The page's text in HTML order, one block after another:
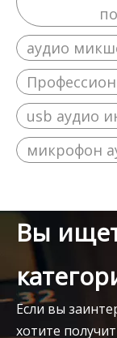
аудио
usb аудио
микрофон
Вы
Если вы
хотите